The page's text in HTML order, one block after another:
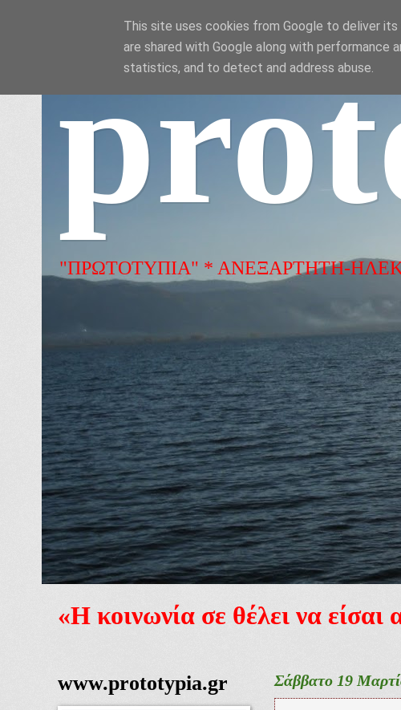
"ΠΡΩΤΟΤΥΠΙΑ" * ΑΝΕΞΑΡΤΗΤΗ-
«Η κοινωνία σε θέλει να
Σάββατο 19
www.prototypia.gr
This site uses cookies from Google to deliver
are shared with Google along with performance
statistics, and to detect and address abuse.